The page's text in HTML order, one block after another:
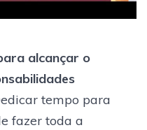
alcançar o
tempo para
fazer toda a